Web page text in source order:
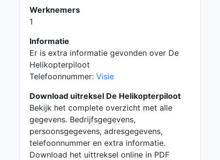
Werknemers
1
Informatie
Er is extra informatie gevonden over De
Helikopterpiloot
Telefoonnummer: Visie
Download uitreksel De Helikopterpiloot
Bekijk het complete overzicht met alle
gegevens. Bedrijfsgegevens,
persoonsgegevens, adresgegevens,
telefoonnummer en extra informatie.
Download het uittreksel online in PDF